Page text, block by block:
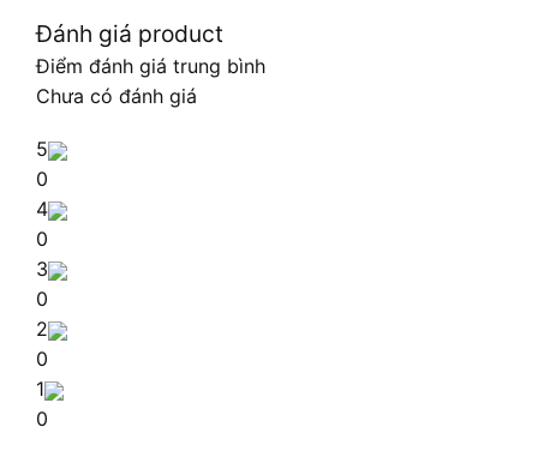
Đánh giá product
Điểm đánh giá trung bình
Chưa có đánh giá
5
0
4
0
3
0
2
0
1
0